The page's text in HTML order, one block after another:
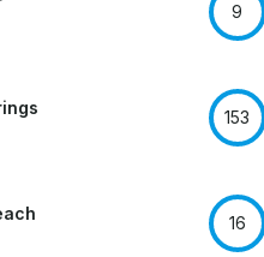
9
153
16